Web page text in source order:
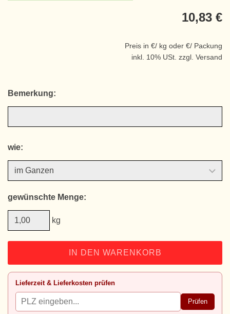
10,83 €
Preis in €/ kg oder €/ Packung
inkl. 10% USt. zzgl. Versand
Bemerkung:
wie:
gewünschte Menge:
kg
IN DEN WARENKORB
Lieferzeit & Lieferkosten prüfen
Prüfen